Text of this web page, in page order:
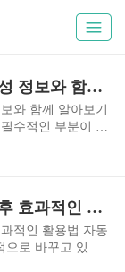
자동메시지의 두 얼굴 편리함과 위험성 정보와 함께 알아보기
와 함께 알아보기
수적인 부분이 되
답, 이메일 자동
게 분석하고, 안전
제시하고자 합니
답 시스템부터
급속도로 성장
자동응답문자 장점과 단점 비교분석 후 효과적인 활용법 알아보기
적인 활용법 자동
으로 바꾸고 있습
고, 즉각적인 응답